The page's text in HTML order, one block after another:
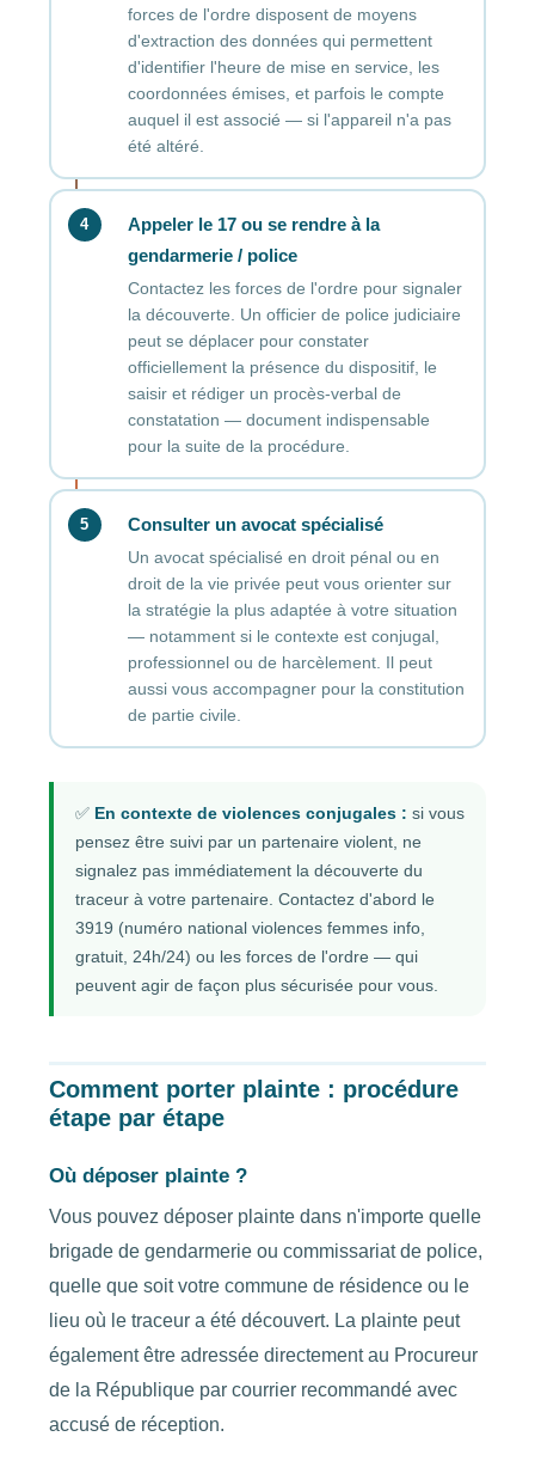
forces de l'ordre disposent de moyens
d'extraction des données qui permettent
d'identifier l'heure de mise en service, les
coordonnées émises, et parfois le compte
auquel il est associé — si l'appareil n'a pas
été altéré.
4
Appeler le 17 ou se rendre à la
gendarmerie / police
Contactez les forces de l'ordre pour signaler
la découverte. Un officier de police judiciaire
peut se déplacer pour constater
officiellement la présence du dispositif, le
saisir et rédiger un procès-verbal de
constatation — document indispensable
pour la suite de la procédure.
5 Consulter un avocat spécialisé
Un avocat spécialisé en droit pénal ou en
droit de la vie privée peut vous orienter sur
la stratégie la plus adaptée à votre situation
— notamment si le contexte est conjugal,
professionnel ou de harcèlement. Il peut
aussi vous accompagner pour la constitution
de partie civile.
✅ En contexte de violences conjugales : si vous
pensez être suivi par un partenaire violent, ne
signalez pas immédiatement la découverte du
traceur à votre partenaire. Contactez d'abord le
3919 (numéro national violences femmes info,
gratuit, 24h/24) ou les forces de l'ordre — qui
peuvent agir de façon plus sécurisée pour vous.
Comment porter plainte : procédure
étape par étape
Où déposer plainte ?
Vous pouvez déposer plainte dans n'importe quelle
brigade de gendarmerie ou commissariat de police,
quelle que soit votre commune de résidence ou le
lieu où le traceur a été découvert. La plainte peut
également être adressée directement au Procureur
de la République par courrier recommandé avec
accusé de réception.